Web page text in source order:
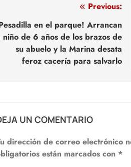
Previous:
en el parque! Arrancan
niño de 6 años de los brazos de
su abuelo y la Marina desata
feroz cacería para salvarlo
UN COMENTARIO
dirección de correo electrónico
están marcados con *